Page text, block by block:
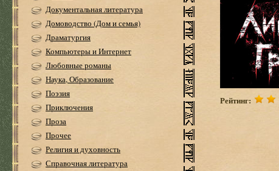
Документальная литература
Домоводство (Дом и семья)
Драматургия
Компьютеры и Интернет
Любовные романы
Наука, Образование
Поэзия
Приключения
Проза
Прочее
Религия и духовность
Справочная литература
Рейтинг: